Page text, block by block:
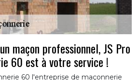
maçon professionnel, JS Pro
60 est à votre service !
60 l'entreprise de maçonnerie